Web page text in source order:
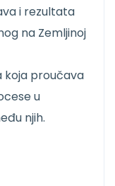
i rezultata
na Zemljinoj
koja proučava
u
njih.